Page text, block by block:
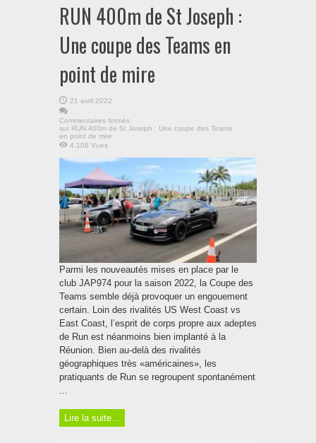
RUN 400m de St Joseph :
Une coupe des Teams en
point de mire
21 avril 2022
Commentaires fermés
sur RUN 400m de St Joseph : Une coupe des Teams
en point de mire
4,108 Vues
Parmi les nouveautés mises en place par le
club JAP974 pour la saison 2022, la Coupe des
Teams semble déjà provoquer un engouement
certain. Loin des rivalités US West Coast vs
East Coast, l’esprit de corps propre aux adeptes
de Run est néanmoins bien implanté à la
Réunion. Bien au-delà des rivalités
géographiques très «américaines», les
pratiquants de Run se regroupent spontanément
...
Lire la suite...